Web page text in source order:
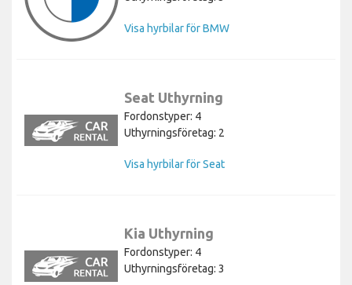
Visa hyrbilar för BMW
Seat Uthyrning
Fordonstyper: 4
Uthyrningsföretag: 2
Visa hyrbilar för Seat
Kia Uthyrning
Fordonstyper: 4
Uthyrningsföretag: 3